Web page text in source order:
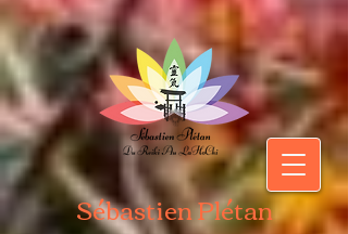
Sébastien Plétan